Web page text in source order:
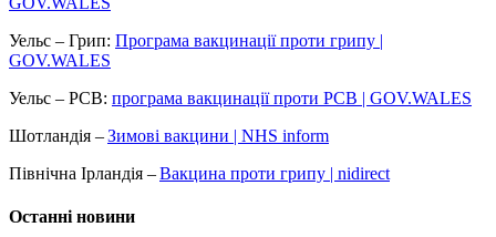
Уельс – Грип: Програма вакцинації проти грипу |
GOV.WALES
Уельс – РСВ: програма вакцинації проти РСВ | GOV.WALES
Шотландія –Зимові вакцини | NHS inform
Північна Ірландія –Вакцина проти грипу | nidirect
Останні новини